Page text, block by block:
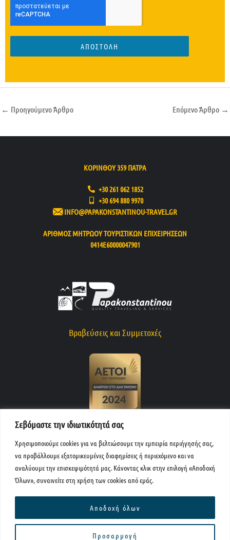
Σεβόμαστε την ιδιωτικότητά σας
Χρησιμοποιούμε cookies για να βελτιώσουμε την εμπειρία περιήγησής σας,
να προβάλλουμε εξατομικευμένες διαφημίσεις ή περιεχόμενο και να
αναλύουμε την επισκεψιμότητά μας. Κάνοντας κλικ στην επιλογή «Αποδοχή
Όλων», συναινείτε στη χρήση των cookies από εμάς.
Προσαρμογή
Αποδοχή όλων
ΑΠΟΣΤΟΛΉ
← Προηγούμενο Άρθρο Επόμενο Άρθρο →
ΚΟΡΙΝΘΟΥ 359 ΠΑΤΡΑ
+30 261 062 1852
+30 694 880 9970
INFO@PAPAKONSTANTINOU-TRAVEL.GR
ΑΡΙΘΜΟΣ ΜΗΤΡΩΟΥ ΤΟΥΡΙΣΤΙΚΩΝ ΕΠΙΧΕΙΡΗΣΕΩΝ
0414Ε60000047901
Βραβεύσεις και Συμμετοχές
a
b
n
s
t
a
r
i
n
k
e
i
r
i
p
a
v
o
u